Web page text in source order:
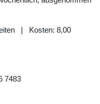
| Kosten: 8,00
7483